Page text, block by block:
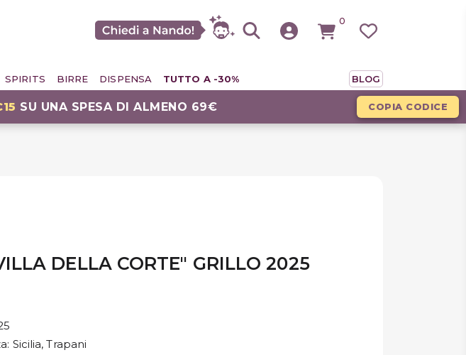
0
SPIRITS BIRRE DISPENSA TUTTO A -30% BLOG
SU UNA SPESA DI ALMENO 69€ COPIA CODICE
DELLA CORTE" GRILLO 2025
: Sicilia, Trapani